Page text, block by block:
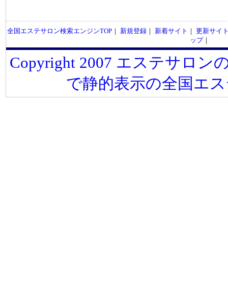
全国エステサロン検索エンジンTOP｜ 新規登録｜ 新着サイト ｜ 更新サイ
ップ｜
Copyright 2007 エステサロン
で静的表示の全国エ